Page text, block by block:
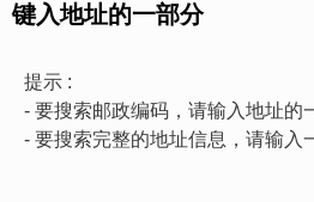
键入地址的一部分
提示 :
- 要搜索邮政编码，请输入地址的
- 要搜索完整的地址信息，请输入